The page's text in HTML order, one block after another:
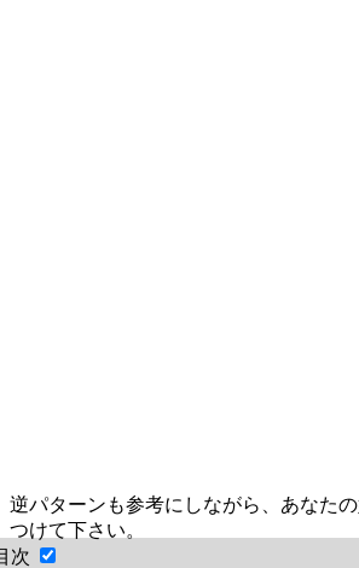
逆パターンも参考にしながら、あなた
つけて下さい。
次